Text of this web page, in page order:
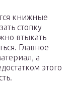
книжные
стопку
втыкать
Главное
а
этого